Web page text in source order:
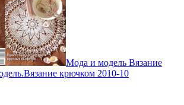
Мода и модель Вязание
крючком 2010-10